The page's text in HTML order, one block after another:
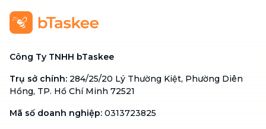
Công Ty TNHH bTaskee
Trụ sở chính: 284/25/20 Lý Thường Kiệt, Phường Diên
Hồng, TP. Hồ Chí Minh 72521
Mã số doanh nghiệp: 0313723825